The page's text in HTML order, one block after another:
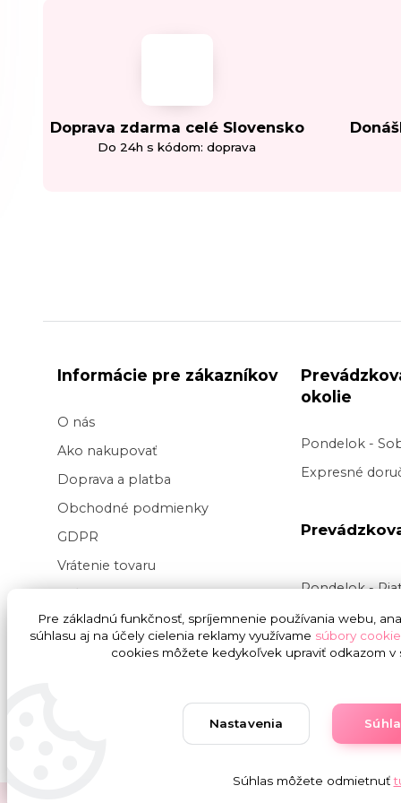
Doprava zdarma celé Slovensko
Do 24h s kódom: doprava
Informácie pre zákazníkov
O nás
Ako nakupovať
Doprava a platba
Obchodné podmienky
GDPR
Vrátenie tovaru
Veľkoobchod kvetov
Blog
Svadba na kľúč
okolie
Pondelok -
Expresné
Pondelok -
Doručenie v
v čase9:00 do
Pre základnú funkčnosť, spríjemnenie používania webu,
súhlasu aj na účely cielenia reklamy využívame súbory
cookies môžete kedykoľvek upraviť odkazom v
Nastavenia
Súhlas môžete odmietnuť